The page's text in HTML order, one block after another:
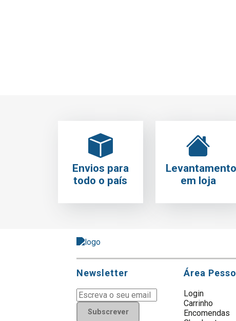
Envios para
todo o país
Levantamento
em loja
Newsletter
Subscrever
Área
Login
Carrinho
Encomendas